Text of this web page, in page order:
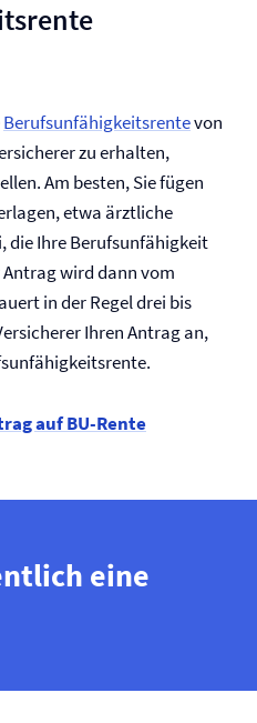
Berufs­unfähigkeitsrentevon
zu erhalten,
Am besten, Sie fügen
etwa ärztliche
die Ihre Berufs­unfähigkeit
wird dann vom
in der Regel drei bis
Ihren Antrag an,
auf BU-Rente
eine